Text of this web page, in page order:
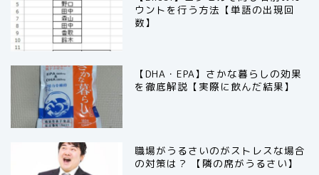
ウントを行う方法【単語の出現回
数】
【DHA・EPA】さかな暮らしの効果
を徹底解説【実際に飲んだ結果】
職場がうるさいのがストレスな場合
の対策は？ 【隣の席がうるさい】